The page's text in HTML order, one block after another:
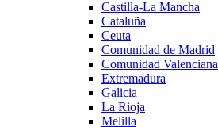
Castilla-La Mancha
Cataluña
Ceuta
Comunidad de Madrid
Comunidad Valenciana
Extremadura
Galicia
La Rioja
Melilla